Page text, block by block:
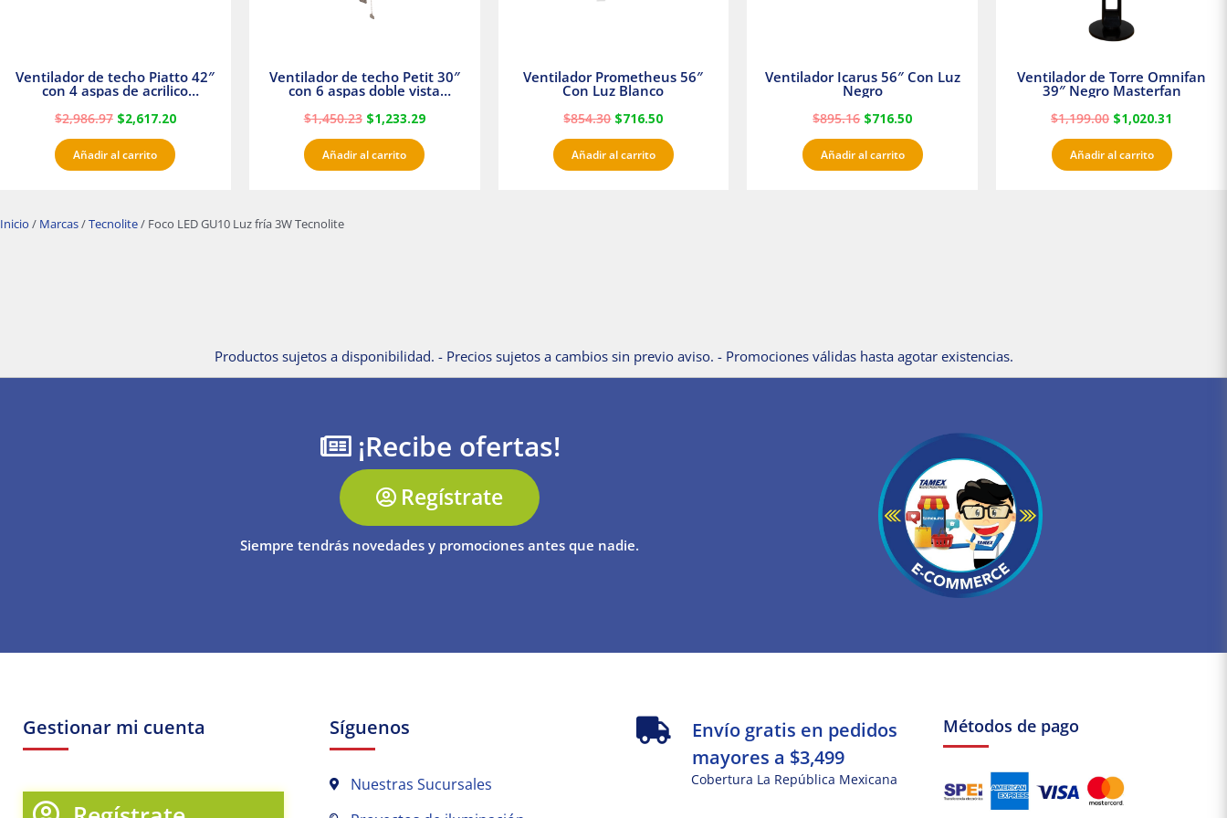
Ventilador de techo Piatto 42″
con 4 aspas de acrilico
$2,986.97 $2,617.20
Añadir al carrito
Ventilador de techo Petit 30″
con 6 aspas doble vista
$1,450.23 $1,233.29
Añadir al carrito
Ventilador Prometheus 56″
Con Luz Blanco
$854.30 $716.50
Añadir al carrito
Ventilador Icarus 56″ Con Luz
Negro
$895.16 $716.50
Añadir al carrito
Ventilador de Torre Omnifan
39″ Negro Masterfan
$1,199.00 $1,020.31
Añadir al carrito
Inicio / Marcas/Tecnolite/ Foco LED GU10 Luz fría 3W Tecnolite
Productos sujetos a disponibilidad. - Precios sujetos a cambios sin previo aviso. - Promociones válidas hasta agotar existencias.
¡Recibe ofertas!
Regístrate
Siempre tendrás novedades y promociones antes que nadie.
Gestionar mi cuenta Síguenos
Nuestras Sucursales
Envío gratis en pedidos
mayores a $3,499
Cobertura La República Mexicana
Métodos de pago